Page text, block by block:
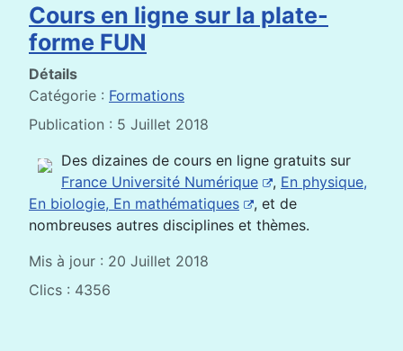
Cours en ligne sur la plate-
forme FUN
Détails
Catégorie : Formations
Publication : 5 Juillet 2018
Des dizaines de cours en ligne gratuits sur
France Université Numérique
, En physique,
En biologie, En mathématiques
, et de
nombreuses autres disciplines et thèmes.
Mis à jour : 20 Juillet 2018
Clics : 4356